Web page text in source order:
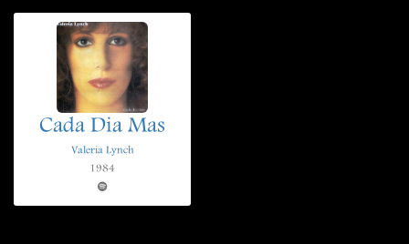
Cada Dia Mas
Valeria Lynch
1984